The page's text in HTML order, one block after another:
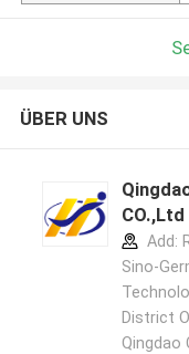
ÜBER UNS
Add:
Sino-
District
Qingdao